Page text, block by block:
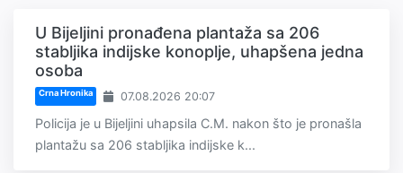
U Bijeljini pronađena plantaža sa 206
stabljika indijske konoplje, uhapšena jedna
osoba
Crna Hronika 07.08.2026 20:07
Policija je u Bijeljini uhapsila C.M. nakon što je pronašla
plantažu sa 206 stabljika indijske k...